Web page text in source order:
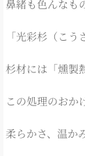
鼻緒も色んなも
「光彩杉（こ
杉材には「燻製
この処理のおか
柔らかさ、温か